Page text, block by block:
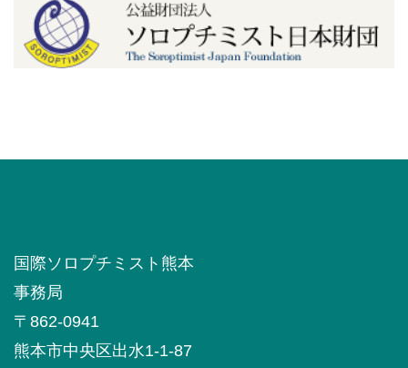
国際ソロプチミスト熊本
事務局
〒862-0941
熊本市中央区出水1-1-87